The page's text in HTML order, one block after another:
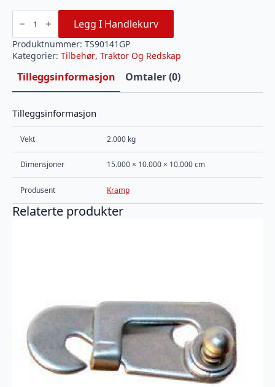
Setebelte
monteringssett
antall
Legg I Handlekurv
Produktnummer: TS90141GP
Kategorier: Tilbehør, Traktor Og Redskap
Tilleggsinformasjon Omtaler (0)
Tilleggsinformasjon
Vekt 2.000 kg
Dimensjoner 15.000 × 10.000 × 10.000 cm
Produsent Kramp
Relaterte produkter